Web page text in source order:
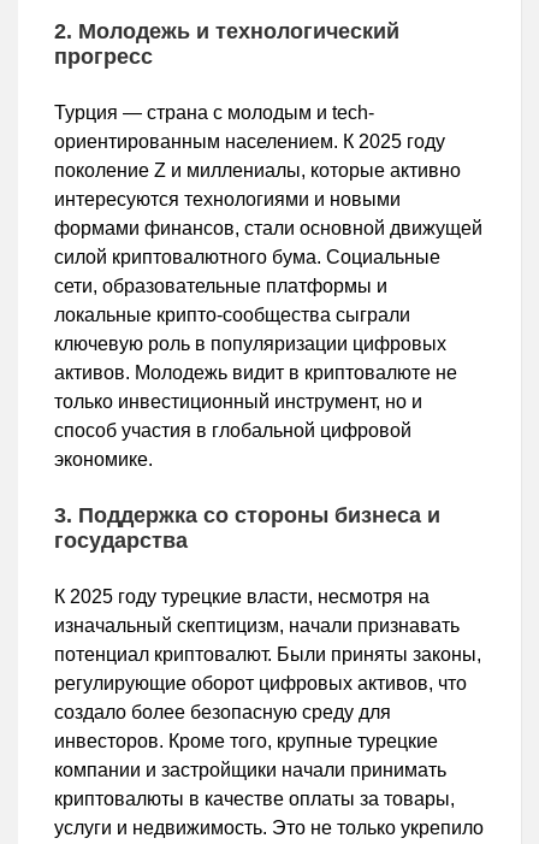
2. Молодежь и технологический
прогресс
Турция — страна с молодым и tech-
ориентированным населением. К 2025 году
поколение Z и миллениалы, которые активно
интересуются технологиями и новыми
формами финансов, стали основной движущей
силой криптовалютного бума. Социальные
сети, образовательные платформы и
локальные крипто-сообщества сыграли
ключевую роль в популяризации цифровых
активов. Молодежь видит в криптовалюте не
только инвестиционный инструмент, но и
способ участия в глобальной цифровой
экономике.
3. Поддержка со стороны бизнеса и
государства
К 2025 году турецкие власти, несмотря на
изначальный скептицизм, начали признавать
потенциал криптовалют. Были приняты законы,
регулирующие оборот цифровых активов, что
создало более безопасную среду для
инвесторов. Кроме того, крупные турецкие
компании и застройщики начали принимать
криптовалюты в качестве оплаты за товары,
услуги и недвижимость. Это не только укрепило